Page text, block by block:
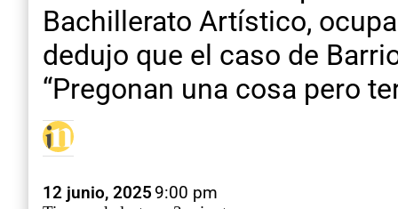
Bachillerato Artístico,
dedujo que el caso de
“Pregonan una cosa pero
12 junio, 2025 9:00 pm